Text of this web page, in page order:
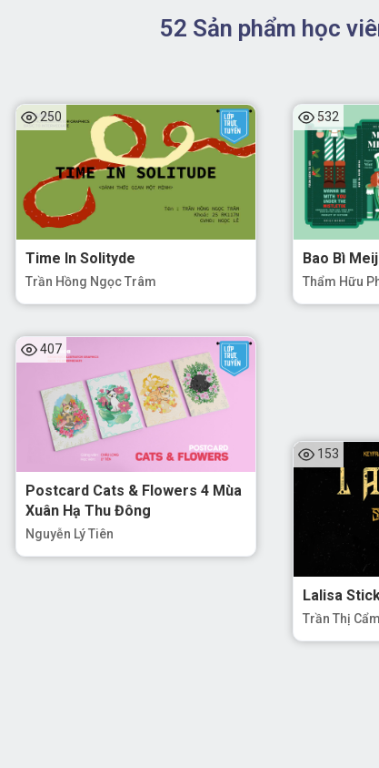
52 Sản phẩm học
250
Time In Solityde
Trần Hồng Ngọc Trâm
532
Bao Bì
Thẩm Hữu
407
Postcard Cats & Flowers 4 Mùa
Xuân Hạ Thu Đông
Nguyễn Lý Tiên
153
Lalisa
Trần Thị